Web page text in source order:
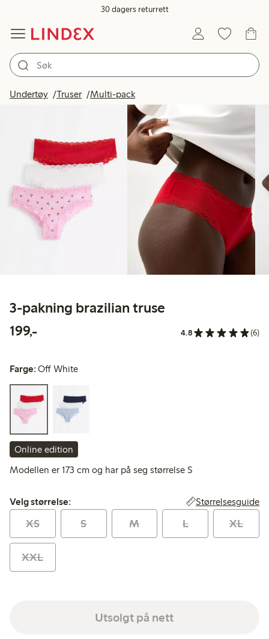
30 dagers returrett
Undertøy Truser Multi-pack
3-pakning brazilian truse
199,-199,00 kr 4.8 (6)
Farge:Off White
Online edition
Modellen er 173 cm og har på seg størrelse S
Velg størrelse:
Velg størrelse: Størrelsesguide
XS S M L XL
XXL
Utsolgt på nett